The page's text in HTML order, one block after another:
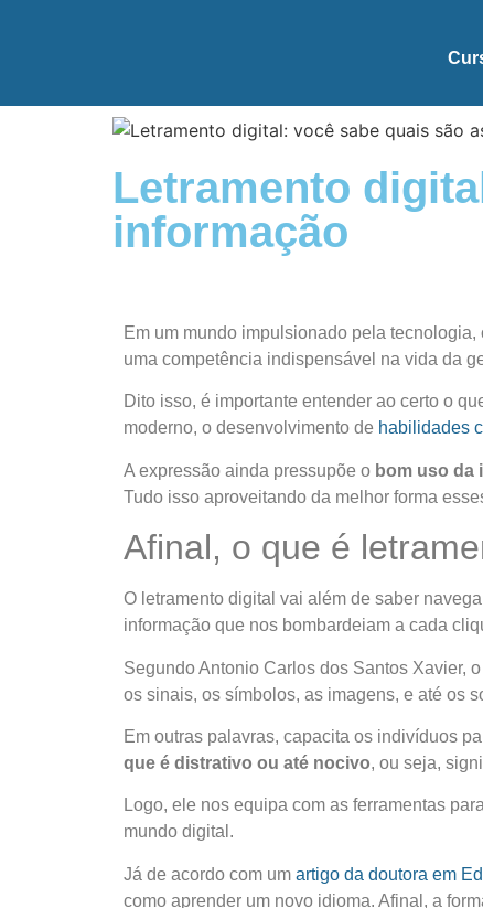
Letramento
informação
Em um mundo impulsionado pela
uma competência indispensável na vida da
Dito isso, é importante entender ao certo o
moderno, o desenvolvimento de habilidades
A expressão ainda pressupõe o bom uso da
Tudo isso aproveitando da melhor forma
Afinal, o que é
O letramento digital vai além de saber
informação que nos bombardeiam a cada
Segundo Antonio Carlos dos Santos Xavier, o
os sinais, os símbolos, as imagens, e até os
Em outras palavras, capacita os indivíduos
que é distrativo ou até nocivo, ou seja,
Logo, ele nos equipa com as ferramentas
mundo digital.
Já de acordo com um artigo da doutora em
como aprender um novo idioma. Afinal, a